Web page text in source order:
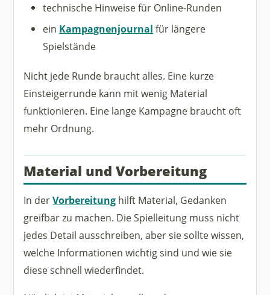
technische Hinweise für Online-Runden
ein Kampagnenjournal für längere
Spielstände
Nicht jede Runde braucht alles. Eine kurze
Einsteigerrunde kann mit wenig Material
funktionieren. Eine lange Kampagne braucht oft
mehr Ordnung.
Material und Vorbereitung
In derVorbereitung hilft Material, Gedanken
greifbar zu machen. Die Spielleitung muss nicht
jedes Detail ausschreiben, aber sie sollte wissen,
welche Informationen wichtig sind und wie sie
diese schnell wiederfindet.